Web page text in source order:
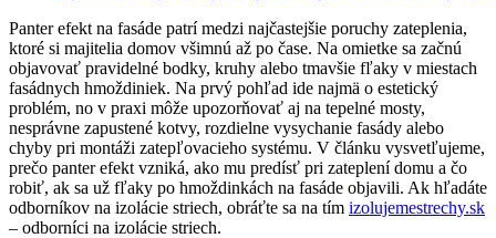
obrázok
Panter efekt na fasáde patrí medzi najčastejšie poruchy zateplenia,
ktoré si majitelia domov všimnú až po čase. Na omietke sa začnú
objavovať pravidelné bodky, kruhy alebo tmavšie fľaky v miestach
fasádnych hmoždiniek. Na prvý pohľad ide najmä o estetický
problém, no v praxi môže upozorňovať aj na tepelné mosty,
nesprávne zapustené kotvy, rozdielne vysychanie fasády alebo
chyby pri montáži zatepľovacieho systému. V článku vysvetľujeme,
prečo panter efekt vzniká, ako mu predísť pri zateplení domu a čo
robiť, ak sa už fľaky po hmoždinkách na fasáde objavili. Ak hľadáte
odborníkov na izolácie striech, obráťte sa na tím izolujemestrechy.sk
– odborníci na izolácie striech.